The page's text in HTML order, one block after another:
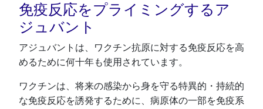
免疫反応をプライミングするア
ジュバント
アジュバントは、ワクチン抗原に対する免疫反応を高
めるために何十年も使用されています。
ワクチンは、将来の感染から身を守る特異的・持続的
な免疫反応を誘発するために、病原体の一部を免疫系